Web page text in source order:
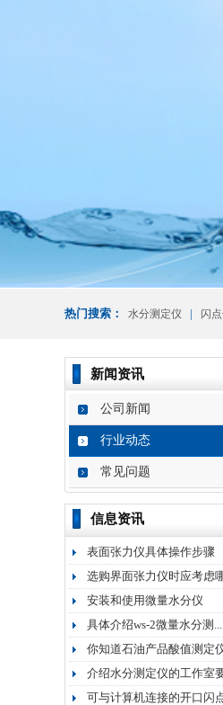
热门搜索： 水分测定仪 | 闪
新闻资讯
公司新闻
行业动态
常见问题
信息资讯
表面张力仪具体操作步骤
选购界面张力仪时应考虑
安装和使用微量水分仪
具体介绍ws-2微量水分测...
你知道石油产品酸值测定
介绍水分测定仪的工作室
可与计算机连接的开口闪